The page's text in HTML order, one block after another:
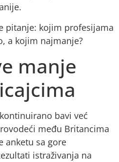
pitanje: kojim profesijama
a kojim najmanje?
manje
bavi već
među Britancima
anketu sa gore
istraživanja na